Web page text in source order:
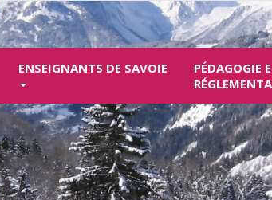
ENSEIGNANTS DE SAVOIE
PÉDAGOGIE